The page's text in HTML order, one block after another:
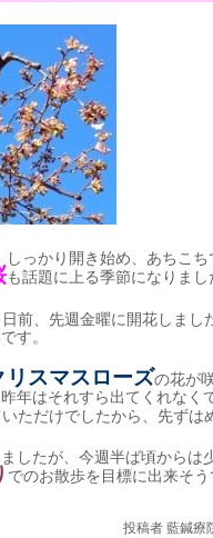
しっかり開き始め、あちこち
も話題に上る季節になりまし
前、先週金曜に開花しまし
す。
リスマスローズの花が
年はそれすら出てくれなくて
ただけでしたから、先ずは
したが、今週半ば頃からは
でのお散歩を目標に出来そ
投稿者 藍鍼療